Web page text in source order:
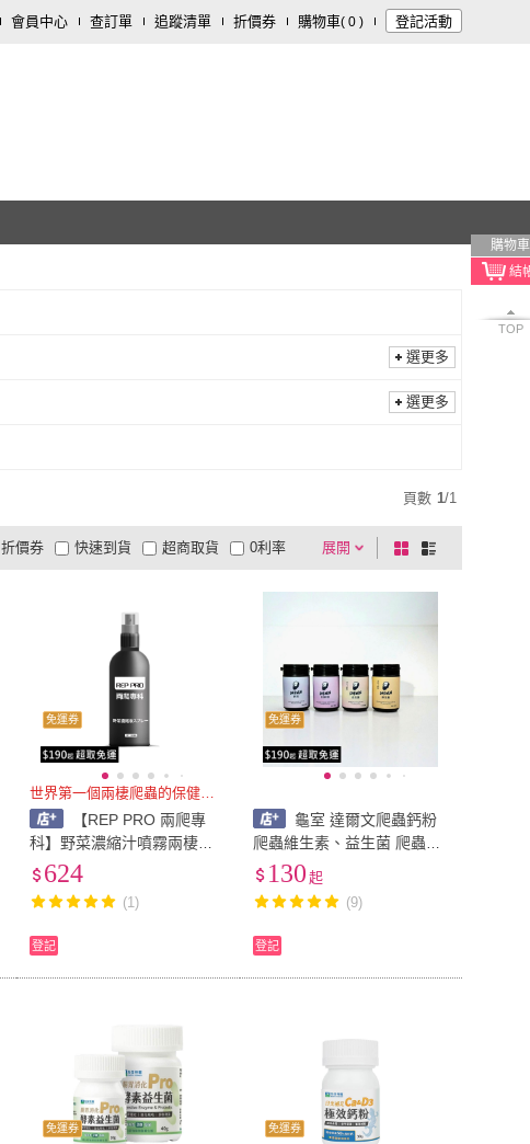
會員中心 查訂單 追蹤清單 折價券 購物車( 0 ) 登記活動
購物車
TOP
選更多
選更多
頁數 1/1
展開
折價券
有影片
商品有量 電視購物
快速到貨 超商取貨 0利率
及以上
棋
盤
式
列
免運券
世界第一個兩棲爬蟲的保健品牌
【REP PRO 兩爬專
科】野菜濃縮汁噴霧兩棲爬
蟲、爬蟲保養、陸龜用品、
624
(1)
登記
免運券
龜室 達爾文爬蟲鈣粉
爬蟲維生素、益生菌 爬蟲保
健 爬蟲營養 守宮 角蛙 鬆獅
蜥 陸龜 兩棲爬蟲
130 起
(9)
登記
免運券 免運券